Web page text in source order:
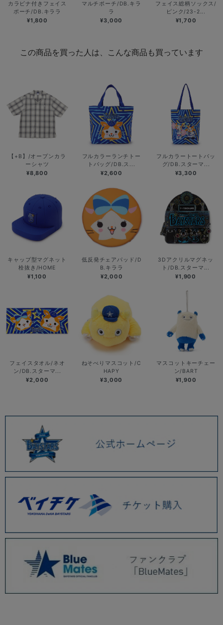
カラビナ付きフェイス
ポーチ/DB.キララ
¥1,800
マルチポーチ/DB.キラ
ラ
¥3,000
フェイス総柄ソックス/
ピンク/23-2...
¥1,700
この商品を買った人は、こんな商品も買っています
【+B】/オープンカラ
ーシャツ
¥8,800
フルカラーランチトー
トバッグ/DB.ス...
¥2,600
フルカラートートバッ
グ/DB.スターマ...
¥3,300
キャップ型マグネット
栓抜き/HOME
¥1,100
低反発チェアパッド/D
B.キララ
¥2,000
3Dアクリルマグネッ
ト/DB.スターマ...
¥1,900
フェイスタオル/ネオ
ン/DB.スターマ...
¥2,000
ねそべりマスコット/C
HAPY
¥3,000
マスコットキーチェー
ン/BART
¥1,900